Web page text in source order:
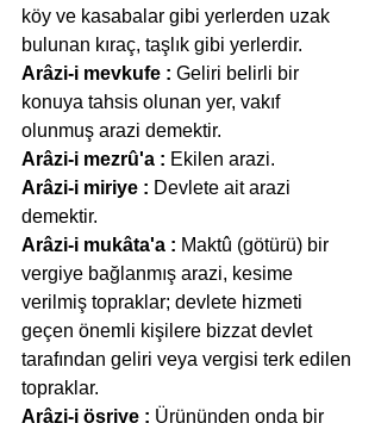
köy ve kasabalar gibi yerlerden uzak
bulunan kıraç, taşlık gibi yerlerdir.
Arâzi-i mevkufe : Geliri belirli bir
konuya tahsis olunan yer, vakıf
olunmuş arazi demektir.
Arâzi-i mezrû'a : Ekilen arazi.
Arâzi-i miriye : Devlete ait arazi
demektir.
Arâzi-i mukâta'a : Maktû (götürü) bir
vergiye bağlanmış arazi, kesime
verilmiş topraklar; devlete hizmeti
geçen önemli kişilere bizzat devlet
tarafından geliri veya vergisi terk edilen
topraklar.
Arâzi-i öşriye : Ürününden onda bir